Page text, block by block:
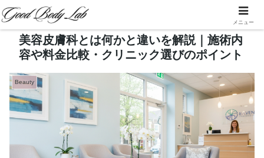
美容皮膚科とは何かと違いを解説｜施術内
容や料金比較・クリニック選びのポイント
Beauty
メニュー